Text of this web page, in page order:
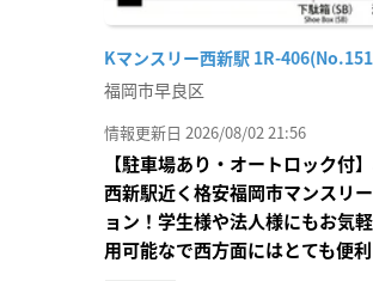
Kマンスリー西新駅 1R-
福岡市早良区
情報更新日 2026/08/02 21:56
【駐車場あり・オートロック付
西新駅近く格安福岡市マンスリ
ョン！学生様や法人様にもお気
用可能なで西方面にはとても便利